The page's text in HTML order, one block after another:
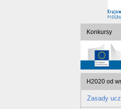
Konkursy
H2020 od
Zasady